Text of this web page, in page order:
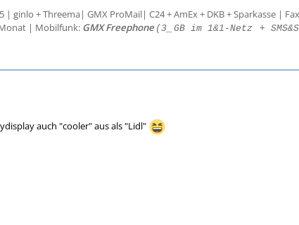
| ginlo + Threema| GMX ProMail| C24 + AmEx + DKB + Sparkasse |
| Mobilfunk: GMX Freephone (3_ GB im 1&1-Netz +
auch "cooler" aus als "Lidl"